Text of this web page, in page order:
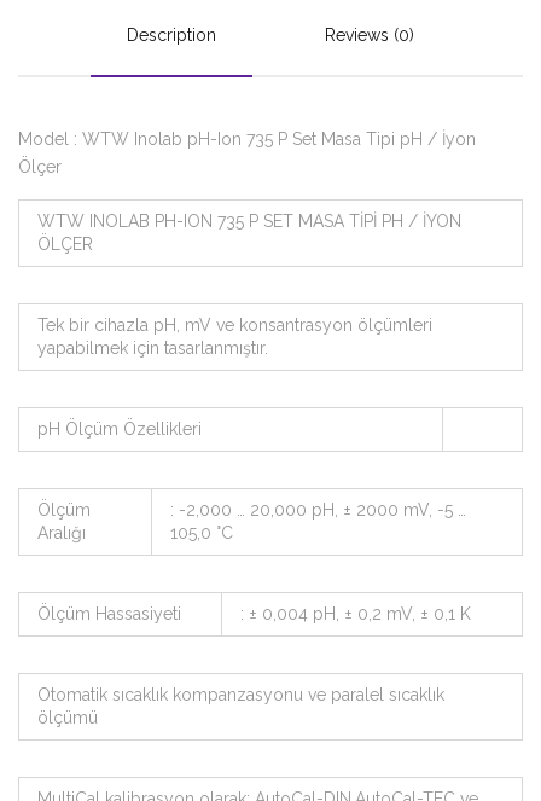
Description Reviews (0)
Model : WTW Inolab pH-Ion 735 P Set Masa Tipi pH / İyon
Ölçer
WTW INOLAB PH-ION 735 P SET MASA TİPİ PH / İYON
ÖLÇER
Tek bir cihazla pH, mV ve konsantrasyon ölçümleri
yapabilmek için tasarlanmıştır.
pH Ölçüm Özellikleri
Ölçüm
Aralığı
: -2,000 … 20,000 pH, ± 2000 mV, -5 …
105,0 °C
Ölçüm Hassasiyeti : ± 0,004 pH, ± 0,2 mV, ± 0,1 K
Otomatik sıcaklık kompanzasyonu ve paralel sıcaklık
ölçümü